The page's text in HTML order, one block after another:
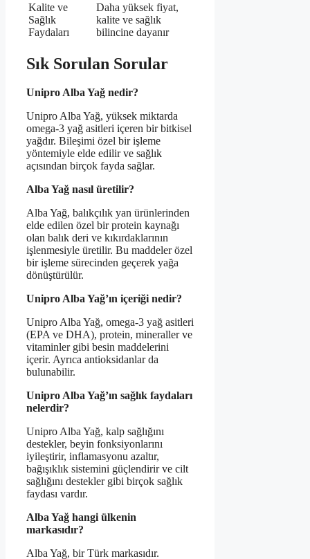
Kalite ve
Sağlık
Faydaları
Daha yüksek fiyat,
kalite ve sağlık
bilincine dayanır
Sık Sorulan Sorular
Unipro Alba Yağ nedir?
Unipro Alba Yağ, yüksek miktarda
omega-3 yağ asitleri içeren bir bitkisel
yağdır. Bileşimi özel bir işleme
yöntemiyle elde edilir ve sağlık
açısından birçok fayda sağlar.
Alba Yağ nasıl üretilir?
Alba Yağ, balıkçılık yan ürünlerinden
elde edilen özel bir protein kaynağı
olan balık deri ve kıkırdaklarının
işlenmesiyle üretilir. Bu maddeler özel
bir işleme sürecinden geçerek yağa
dönüştürülür.
Unipro Alba Yağ’ın içeriği nedir?
Unipro Alba Yağ, omega-3 yağ asitleri
(EPA ve DHA), protein, mineraller ve
vitaminler gibi besin maddelerini
içerir. Ayrıca antioksidanlar da
bulunabilir.
Unipro Alba Yağ’ın sağlık faydaları
nelerdir?
Unipro Alba Yağ, kalp sağlığını
destekler, beyin fonksiyonlarını
iyileştirir, inflamasyonu azaltır,
bağışıklık sistemini güçlendirir ve cilt
sağlığını destekler gibi birçok sağlık
faydası vardır.
Alba Yağ hangi ülkenin
markasıdır?
Alba Yağ, bir Türk markasıdır.